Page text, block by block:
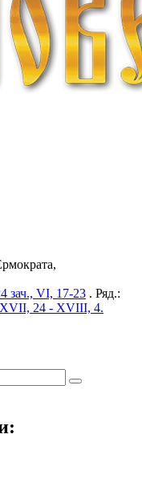
зач., VI, 17-23 . Ряд.:
24 - XVIII, 4.